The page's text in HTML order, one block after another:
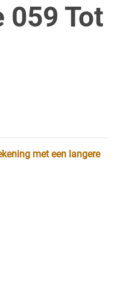
059 Tot
met een langere